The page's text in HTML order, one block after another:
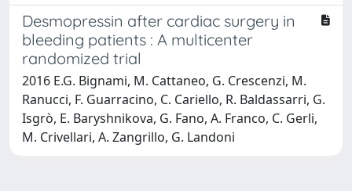
Desmopressin after cardiac surgery in
bleeding patients : A multicenter
randomized trial
2016 E.G. Bignami, M. Cattaneo, G. Crescenzi, M.
Ranucci, F. Guarracino, C. Cariello, R. Baldassarri, G.
Isgrò, E. Baryshnikova, G. Fano, A. Franco, C. Gerli,
M. Crivellari, A. Zangrillo, G. Landoni